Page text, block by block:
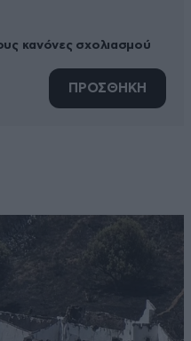
κανόνες σχολιασμού
ΠΡΟΣΘΗΚΗ